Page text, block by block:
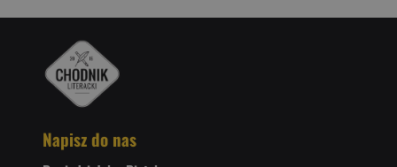
Napisz do nas